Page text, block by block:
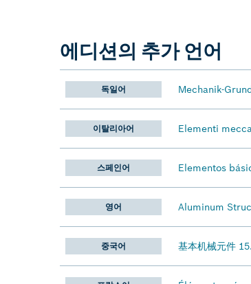
에디션의 추가 언어
독일어 Mechanik-
이탈리아어 Elementi
스페인어 Elementos
영어 Aluminum
중국어 基本机械元件